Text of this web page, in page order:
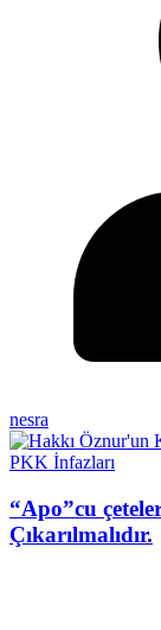
nesra
PKK İnfazları
“Apo”cu
Çıkarılmalıdır.